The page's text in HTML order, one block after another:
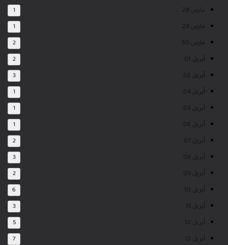
مارس 28 1
مارس 29 1
مارس 30 2
أبريل 01 2
أبريل 02 3
أبريل 04 1
أبريل 05 1
أبريل 06 1
أبريل 07 2
أبريل 08 3
أبريل 09 2
أبريل 10 6
أبريل 11 3
أبريل 12 5
أبريل 13 7